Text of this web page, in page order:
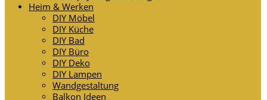
Heim & Werken
DIY Möbel
DIY Küche
DIY Bad
DIY Büro
DIY Deko
DIY Lampen
Wandgestaltung
Balkon Ideen